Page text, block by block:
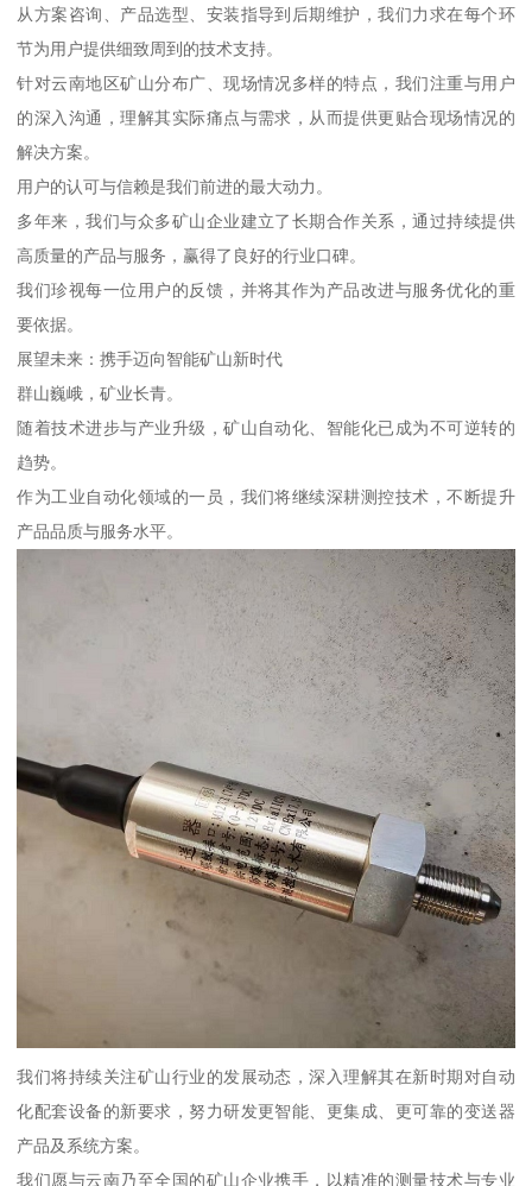
从方案咨询、产品选型、安装指导到后期维护，我们力求在每个环
节为用户提供细致周到的技术支持。
针对云南地区矿山分布广、现场情况多样的特点，我们注重与用户
的深入沟通，理解其实际痛点与需求，从而提供更贴合现场情况的
解决方案。
用户的认可与信赖是我们前进的最大动力。
多年来，我们与众多矿山企业建立了长期合作关系，通过持续提供
高质量的产品与服务，赢得了良好的行业口碑。
我们珍视每一位用户的反馈，并将其作为产品改进与服务优化的重
要依据。
展望未来：携手迈向智能矿山新时代
群山巍峨，矿业长青。
随着技术进步与产业升级，矿山自动化、智能化已成为不可逆转的
趋势。
作为工业自动化领域的一员，我们将继续深耕测控技术，不断提升
产品品质与服务水平。
我们将持续关注矿山行业的发展动态，深入理解其在新时期对自动
化配套设备的新要求，努力研发更智能、更集成、更可靠的变送器
产品及系统方案。
我们愿与云南乃至全国的矿山企业携手，以精准的测量技术与专业